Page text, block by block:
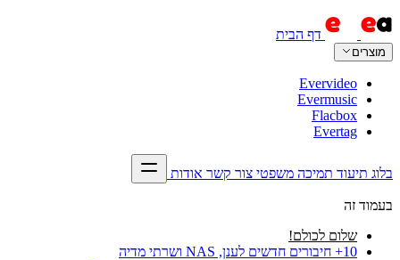
דף הבית
מוצרים
Evervideo
Evermusic
Flacbox
Evertag
בלוג תיעוד תמיכה משפטי צור קשר אודות
בעמוד זה
שלום לכולם!
10+ חיבורים חדשים לענן, NAS ושרתי מדיה